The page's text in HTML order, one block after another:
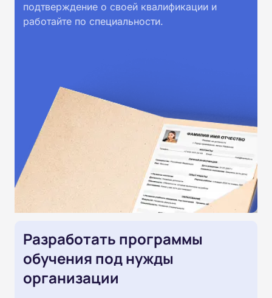
подтверждение о своей квалификации и
работайте по специальности.
Разработать программы
обучения под нужды
организации